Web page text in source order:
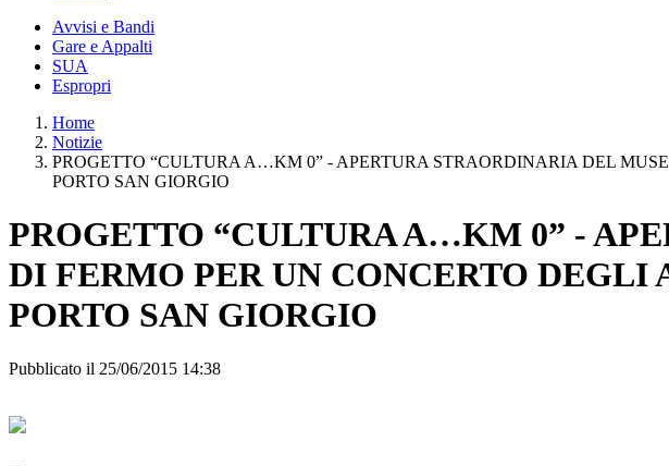
Avvisi e Bandi
Gare e Appalti
SUA
Espropri
Home
Notizie
PROGETTO “CULTURA A…KM 0” - APERTURA STRAORDINARIA DEL
PORTO SAN GIORGIO
PROGETTO “CULTURA A…KM 0” -
DI FERMO PER UN CONCERTO
PORTO SAN GIORGIO
Pubblicato il 25/06/2015 14:38